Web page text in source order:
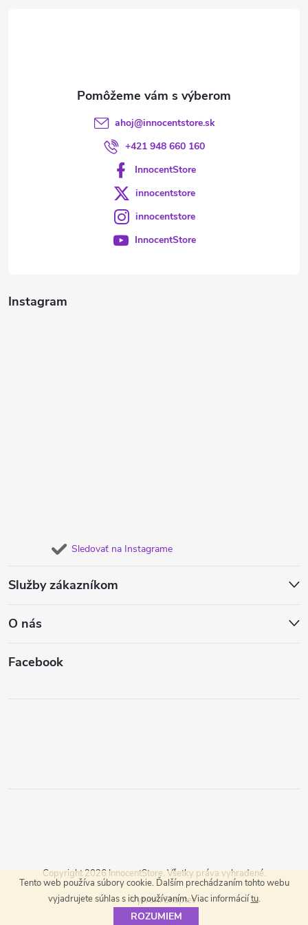
Tento web používa súbory cookie. Ďalším prechádzaním tohto webu
vyjadrujete súhlas s ich používaním. Viac informáciítu.
ROZUMIEM
Instagram
Sledovať na Instagrame
Služby zákazníkom
O nás
Facebook
ahoj@innocentstore.sk
+421 948 660 160
InnocentStore
innocentstore
innocentstore
InnocentStore
Vytvoril Shoptet
Copyright 2026 InnocentStore. Všetky práva vyhradené.